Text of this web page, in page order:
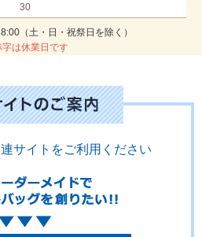
30
（土・日・祝祭日を除く）
は休業日です
サイトをご利用ください